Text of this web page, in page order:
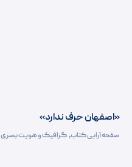
«اصفهان حرف ندارد»
صفحه آرایی کتاب‌, گرافیک و هویت بصری